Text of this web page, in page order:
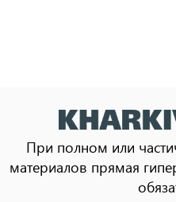
При полном или
материалов прямая